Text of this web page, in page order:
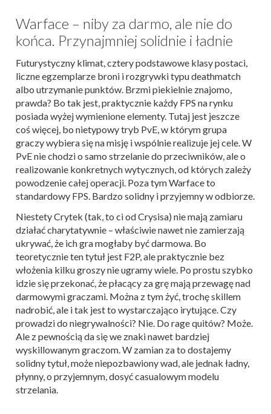
Warface – niby za darmo, ale nie do
końca. Przynajmniej solidnie i ładnie
Futurystyczny klimat, cztery podstawowe klasy postaci,
liczne egzemplarze broni i rozgrywki typu deathmatch
albo utrzymanie punktów. Brzmi piekielnie znajomo,
prawda? Bo tak jest, praktycznie każdy FPS na rynku
posiada wyżej wymienione elementy. Tutaj jest jeszcze
coś więcej, bo nietypowy tryb PvE, w którym grupa
graczy wybiera się na misję i wspólnie realizuje jej cele. W
PvE nie chodzi o samo strzelanie do przeciwników, ale o
realizowanie konkretnych wytycznych, od których zależy
powodzenie całej operacji. Poza tym Warface to
standardowy FPS. Bardzo solidny i przyjemny w odbiorze.
Niestety Crytek (tak, to ci od Crysisa) nie mają zamiaru
działać charytatywnie – właściwie nawet nie zamierzają
ukrywać, że ich gra mogłaby być darmowa. Bo
teoretycznie ten tytuł jest F2P, ale praktycznie bez
włożenia kilku groszy nie ugramy wiele. Po prostu szybko
idzie się przekonać, że płacący za grę mają przewagę nad
darmowymi graczami. Można z tym żyć, trochę skillem
nadrobić, ale i tak jest to wystarczająco irytujące. Czy
prowadzi do niegrywalności? Nie. Do rage quitów? Może.
Ale z pewnością da się we znaki nawet bardziej
wyskillowanym graczom. W zamian za to dostajemy
solidny tytuł, może niepozbawiony wad, ale jednak ładny,
płynny, o przyjemnym, dosyć casualowym modelu
strzelania.